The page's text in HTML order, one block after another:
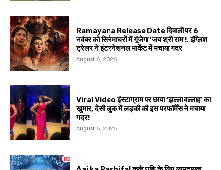
Ramayana Release Date दिवाली पर 6
नवंबर को सिनेमाघरों में गूंजेगा ‘जय श्री राम’!, इंग्लिश
ट्रेलर ने इंटरनेशनल मार्केट में मचाया गदर
August 6, 2026
Viral Video इंस्टाग्राम पर छाया ‘झल्ला वल्लाह’ का
खुमार, देसी लुक में लड़की की इस परफॉर्मेंस ने मचाया
गदर!
August 6, 2026